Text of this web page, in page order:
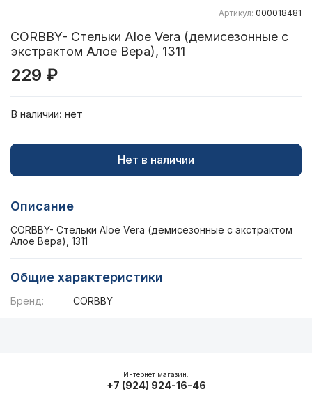
Артикул: 000018481
CORBBY- Стельки Aloe Vera (демисезонные с
экстрактом Алое Вера), 1311
229 ₽
В наличии: нет
Нет в наличии
Описание
CORBBY- Стельки Aloe Vera (демисезонные с экстрактом
Алое Вера), 1311
Общие характеристики
Бренд: CORBBY
Интернет магазин:
+7 (924) 924-16-46